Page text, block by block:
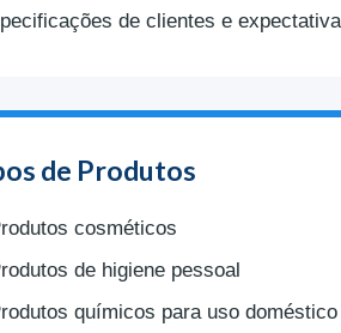
de clientes e
de Produtos
cosméticos
de higiene pessoal
químicos para uso doméstico